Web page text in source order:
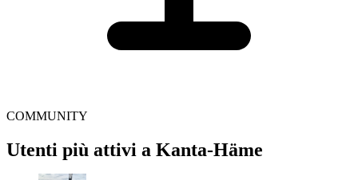
COMMUNITY
Utenti più attivi a Kanta-Häme